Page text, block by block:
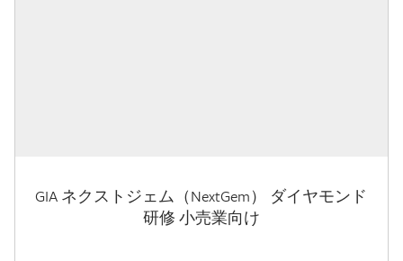
GIA ネクストジェム（NextGem） ダイヤモンド
研修 小売業向け